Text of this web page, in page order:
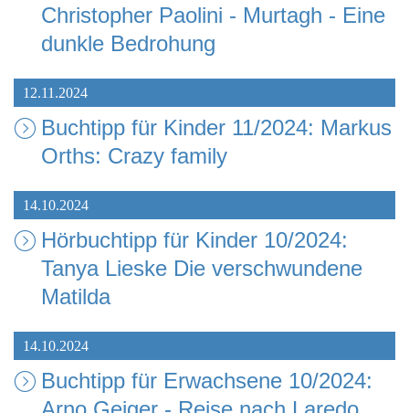
Christopher Paolini - Murtagh - Eine
dunkle Bedrohung
12.11.2024
Buchtipp für Kinder 11/2024: Markus
Orths: Crazy family
14.10.2024
Hörbuchtipp für Kinder 10/2024:
Tanya Lieske Die verschwundene
Matilda
14.10.2024
Buchtipp für Erwachsene 10/2024: